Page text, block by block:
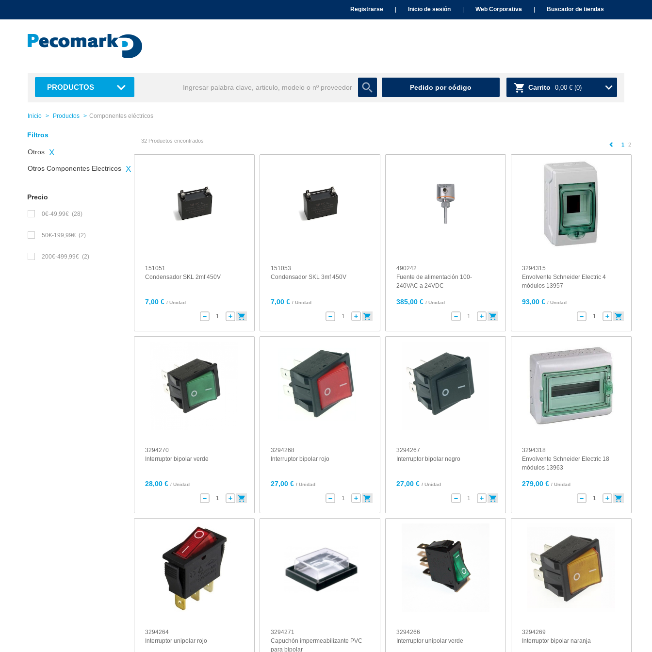
Registrarse Inicio de sesión Web Corporativa Buscador de tiendas
Pedido por código Carrito 0,00 € (0)
PRODUCTOS
Inicio Productos Componentes eléctricos
Filtros
Otros X
Otros Componentes Electricos X
Precio
0€-49,99€ (28)
50€-199,99€ (2)
200€-499,99€ (2)
32 Productos encontrados
1 2(current)
151051
Condensador SKL 2mf 450V
7,00 € / Unidad
151053
Condensador SKL 3mf 450V
7,00 € / Unidad
490242
Fuente de alimentación 100-
240VAC a 24VDC
385,00 € / Unidad
3294315
Envolvente Schneider Electric 4
módulos 13957
93,00 € / Unidad
3294270
Interruptor bipolar verde
28,00 € / Unidad
3294268
Interruptor bipolar rojo
27,00 € / Unidad
3294267
Interruptor bipolar negro
27,00 € / Unidad
3294318
Envolvente Schneider Electric 18
módulos 13963
279,00 € / Unidad
3294264
Interruptor unipolar rojo
3294271
Capuchón impermeabilizante PVC
para bipolar
3294266
Interruptor unipolar verde
3294269
Interruptor bipolar naranja